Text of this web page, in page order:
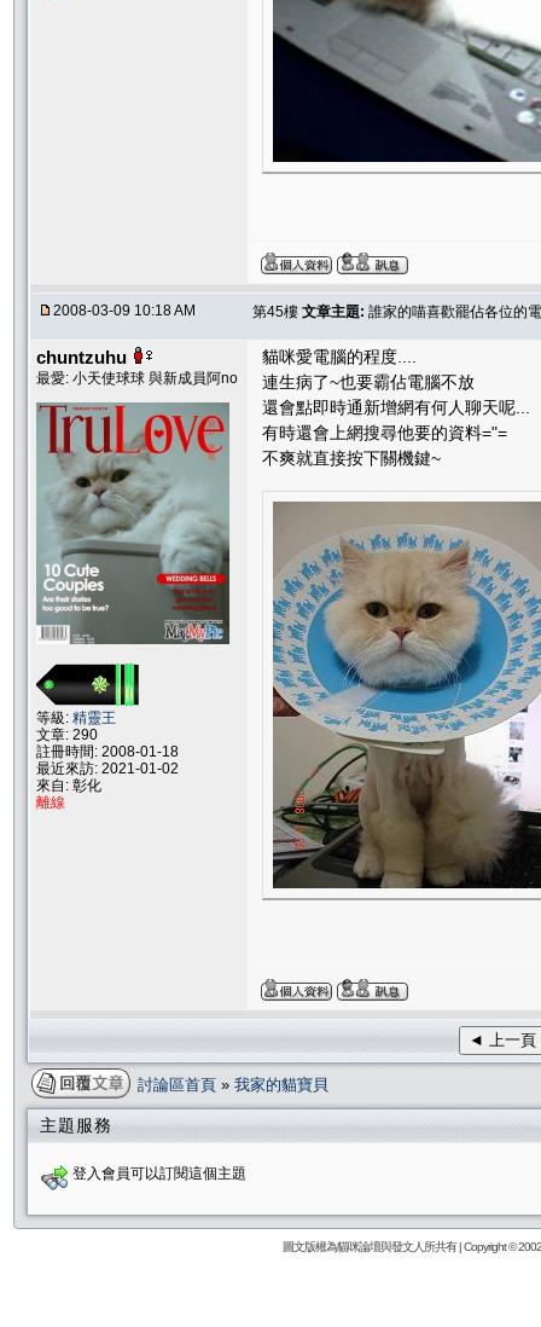
2008-03-09 10:18 AM 第45樓 文章主題: 誰家的喵喜歡罷佔各位的
chuntzuhu
最愛: 小天使球球 與新成員阿no
等級: 精靈王
文章: 290
註冊時間: 2008-01-18
最近來訪: 2021-01-02
來自: 彰化
離線
貓咪愛電腦的程度....
連生病了~也要霸佔電腦不放
還會點即時通新增網有何人聊天呢...
有時還會上網搜尋他要的資料="=
不爽就直接按下關機鍵~
◄ 上一頁
討論區首頁 » 我家的貓寶貝
主題服務
登入會員可以訂閱這個主題
圖文版權為貓咪論壇與發文人所共有 | Copyright ©